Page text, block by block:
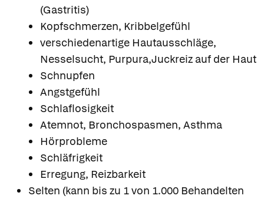
(Gastritis)
Kopfschmerzen, Kribbelgefühl
verschiedenartige Hautausschläge,
Nesselsucht, Purpura,Juckreiz auf der Haut
Schnupfen
Angstgefühl
Schlaflosigkeit
Atemnot, Bronchospasmen, Asthma
Hörprobleme
Schläfrigkeit
Erregung, Reizbarkeit
Selten (kann bis zu 1 von 1.000 Behandelten